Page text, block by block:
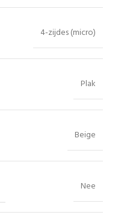
4-zijdes (micro)
Plak
Beige
Nee